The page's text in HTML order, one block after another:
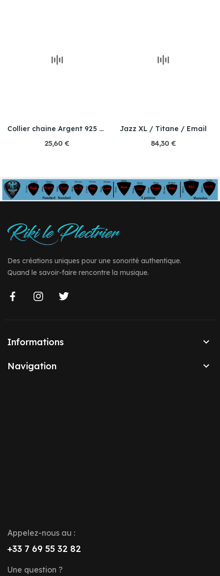
Collier chaine Argent 925 / plusieurs tailles
25,60 €
Jazz XL / Titane / Email
84,30 €
Des créations uniques pour une sonorité authentique.
Quand le savoir-faire rencontre la musique.
Informations 
Navigation 
Appelez-nous au :
+33 7 69 55 32 82
Une question ?